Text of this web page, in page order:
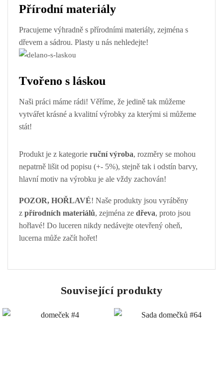
Přírodní materiály
Pracujeme výhradně s přírodními materiály, zejména s
dřevem a sádrou. Plasty u nás nehledejte!
Tvořeno s láskou
Naši práci máme rádi! Věříme, že jedině tak můžeme
vytvářet krásné a kvalitní výrobky za kterými si můžeme
stát!
Produkt je z kategorieruční výroba, rozměry se mohou
nepatrně lišit od popisu (+- 5%), stejně tak i odstín barvy,
hlavní motiv na výrobku je ale vždy zachován!
POZOR, HOŘLAVÉ! Naše produkty jsou vyráběny
zpřírodních materiálů, zejména zedřeva, proto jsou
hořlavé! Do luceren nikdy nedávejte otevřený oheň,
lucerna může začít hořet!
Související produkty